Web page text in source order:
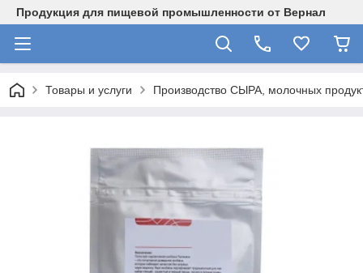
Продукция для пищевой промышленности от Вернал
Товары и услуги Производство СЫРА, молочных